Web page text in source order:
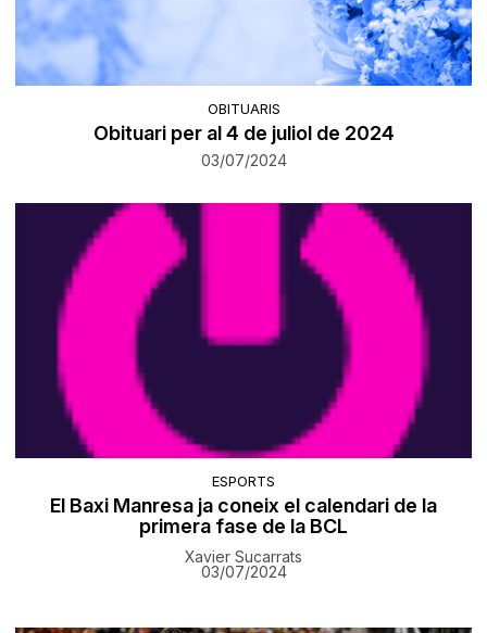
OBITUARIS
Obituari per al 4 de juliol de 2024
03/07/2024
ESPORTS
El Baxi Manresa ja coneix el calendari de la
primera fase de la BCL
Xavier Sucarrats
03/07/2024